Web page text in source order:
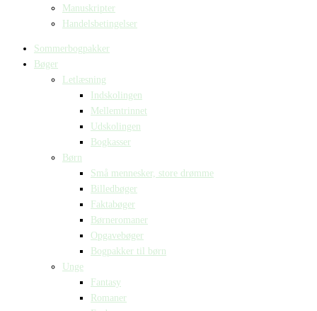
Manuskripter
Handelsbetingelser
Sommerbogpakker
Bøger
Letlæsning
Indskolingen
Mellemtrinnet
Udskolingen
Bogkasser
Børn
Små mennesker, store drømme
Billedbøger
Faktabøger
Børneromaner
Opgavebøger
Bogpakker til børn
Unge
Fantasy
Romaner